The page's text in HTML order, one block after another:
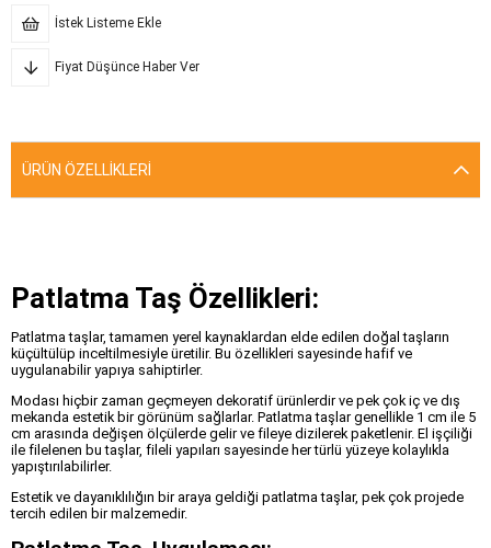
İstek Listeme Ekle
Fiyat Düşünce Haber Ver
ÜRÜN ÖZELLIKLERI
Patlatma Taş Özellikleri:
Patlatma taşlar, tamamen yerel kaynaklardan elde edilen doğal taşların
küçültülüp inceltilmesiyle üretilir. Bu özellikleri sayesinde hafif ve
uygulanabilir yapıya sahiptirler.
Modası hiçbir zaman geçmeyen dekoratif ürünlerdir ve pek çok iç ve dış
mekanda estetik bir görünüm sağlarlar. Patlatma taşlar genellikle 1 cm ile 5
cm arasında değişen ölçülerde gelir ve fileye dizilerek paketlenir. El işçiliği
ile filelenen bu taşlar, fileli yapıları sayesinde her türlü yüzeye kolaylıkla
yapıştırılabilirler.
Estetik ve dayanıklılığın bir araya geldiği patlatma taşlar, pek çok projede
tercih edilen bir malzemedir.